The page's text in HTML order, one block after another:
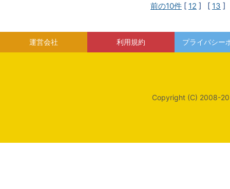
前の10件 [ 12 ] [ 13 ]
運営会社 利用規約 プライバシー
Copyright (C) 2008-